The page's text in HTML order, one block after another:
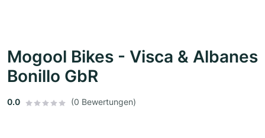
Mogool Bikes - Visca & Albanes
Bonillo GbR
0.0 (0 Bewertungen)